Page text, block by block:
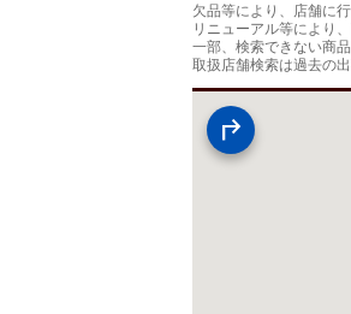
欠品等により、店舗に
リニューアル等により
一部、検索できない商
取扱店舗検索は過去の